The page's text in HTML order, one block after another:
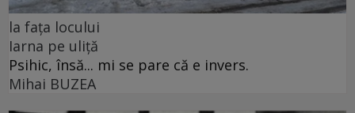
la fața locului
Iarna pe uliță
Psihic, însă... mi se pare că e invers.
Mihai BUZEA